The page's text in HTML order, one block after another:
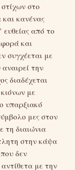
στο
κανένας
ευθείας από το
και
συγχέεται με
την
διαδέχεται
με
υπαρξιακό
μες στον
τη διαιώνια
στην κάψα
δεν
με την